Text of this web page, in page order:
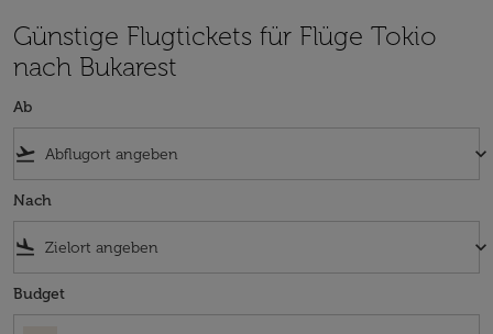
Günstige Flugtickets für Flüge Tokio
nach Bukarest
Ab
flight_takeoff keyboard_arrow_down
Nach
flight_land keyboard_arrow_down
Budget